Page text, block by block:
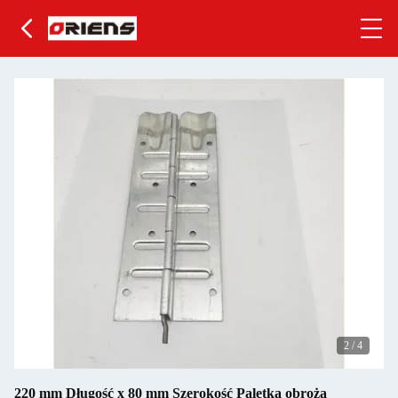
2 / 4
220 mm Długość x 80 mm Szerokość Paletka obroża